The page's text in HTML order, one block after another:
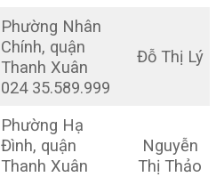
Phường Nhân
Chính, quận
Thanh Xuân
024 35.589.999
Đỗ Thị Lý
Phường Hạ
Đình, quận
Thanh Xuân
Nguyễn
Thị Thảo